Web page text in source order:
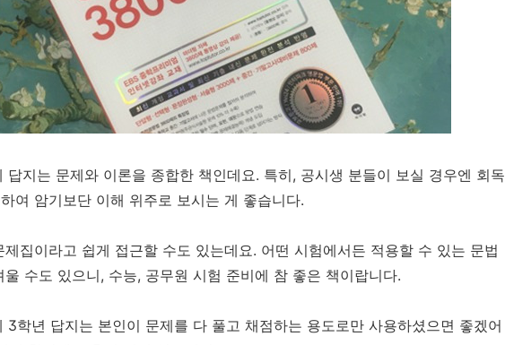
지는 문제와 이론을 종합한 책인데요. 특히, 공시생 분들이 보실 경우엔 회독
여 암기보단 이해 위주로 보시는 게 좋습니다.
집이라고 쉽게 접근할 수도 있는데요. 어떤 시험에서든 적용할 수 있는 문법
수도 있으니, 수능, 공무원 시험 준비에 참 좋은 책이랍니다.
학년 답지는 본인이 문제를 다 풀고 채점하는 용도로만 사용하셨으면 좋겠어